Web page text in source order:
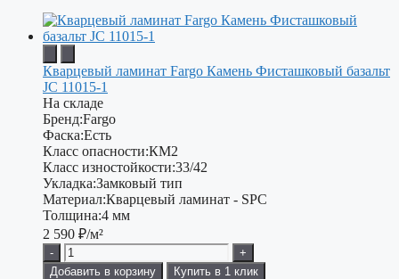
Кварцевый ламинат Fargo Камень Фисташковый базальт
JC 11015-1
На складе
Бренд:Fargo
Фаска:Есть
Класс опасности:КМ2
Класс изностойкости:33/42
Укладка:Замковый тип
Материал:Кварцевый ламинат - SPC
Толщина:4 мм
2 590 ₽/м²
-
+
Добавить в корзину
Купить в 1 клик